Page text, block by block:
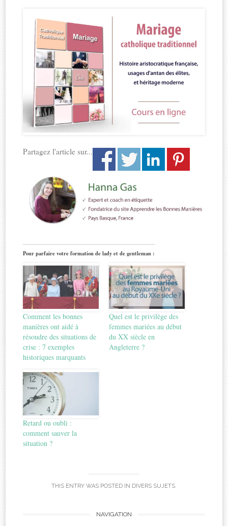
Partagez l'article sur...
Pour parfaire votre formation de lady et de gentleman :
Comment les bonnes
manières ont aidé à
résoudre des situations de
crise : 7 exemples
historiques marquants
Quel est le privilège des
femmes mariées au début
du XX siècle en
Angleterre ?
Retard ou oubli :
comment sauver la
situation ?
THIS ENTRY WAS POSTED IN DIVERS SUJETS.
NAVIGATION